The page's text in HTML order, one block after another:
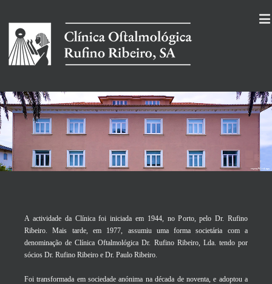
A actividade da Clínica foi iniciada em 1944, no Porto, pelo Dr. Rufino
Ribeiro. Mais tarde, em 1977, assumiu uma forma societária com a
denominação de Clínica Oftalmológica Dr. Rufino Ribeiro, Lda. tendo por
sócios Dr. Rufino Ribeiro e Dr. Paulo Ribeiro.
Foi transformada em sociedade anónima na década de noventa, e adoptou a